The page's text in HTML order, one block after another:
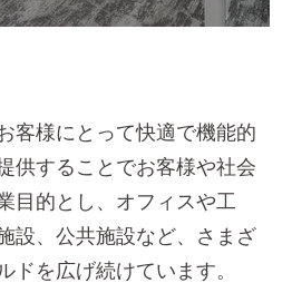
客様にとって快適で機能的
供することでお客様や社会
目的とし、オフィスや工
設、公共施設など、さまざ
ドを広げ続けています。